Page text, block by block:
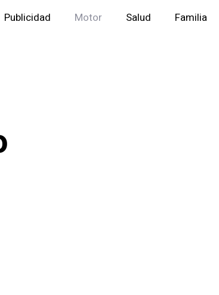
Publicidad Motor Salud Familia